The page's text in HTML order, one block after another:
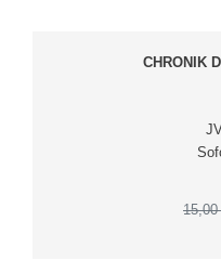
CHRONIK
15,00